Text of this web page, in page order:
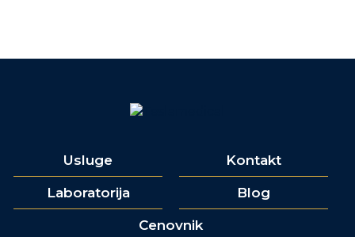
Usluge Kontakt
Laboratorija Blog
Cenovnik